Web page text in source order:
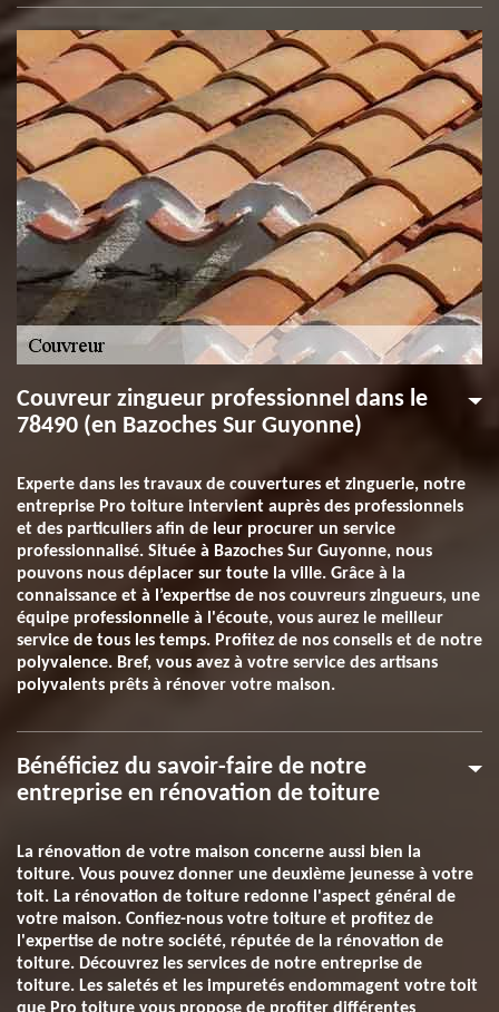
Couvreur zingueur professionnel dans le
78490 (en Bazoches Sur Guyonne)
Experte dans les travaux de couvertures et zinguerie, notre
entreprise Pro toiture intervient auprès des professionnels
et des particuliers afin de leur procurer un service
professionnalisé. Située à Bazoches Sur Guyonne, nous
pouvons nous déplacer sur toute la ville. Grâce à la
connaissance et à l’expertise de nos couvreurs zingueurs, une
équipe professionnelle à l'écoute, vous aurez le meilleur
service de tous les temps. Profitez de nos conseils et de notre
polyvalence. Bref, vous avez à votre service des artisans
polyvalents prêts à rénover votre maison.
Bénéficiez du savoir-faire de notre
entreprise en rénovation de toiture
La rénovation de votre maison concerne aussi bien la
toiture. Vous pouvez donner une deuxième jeunesse à votre
toit. La rénovation de toiture redonne l'aspect général de
votre maison. Confiez-nous votre toiture et profitez de
l'expertise de notre société, réputée de la rénovation de
toiture. Découvrez les services de notre entreprise de
toiture. Les saletés et les impuretés endommagent votre toit